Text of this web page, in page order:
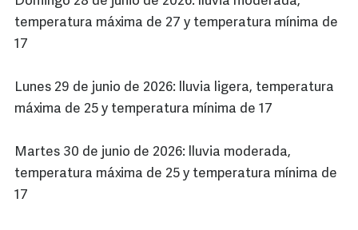
temperatura máxima de 27 y temperatura mínima de
17
Lunes 29 de junio de 2026: lluvia ligera, temperatura
máxima de 25 y temperatura mínima de 17
Martes 30 de junio de 2026: lluvia moderada,
temperatura máxima de 25 y temperatura mínima de
17